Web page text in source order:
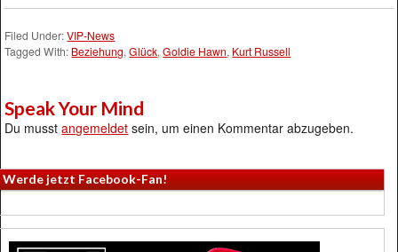
Filed Under:VIP-News
Tagged With: Beziehung,Glück,Goldie Hawn, Kurt Russell
Speak Your Mind
Du musstangemeldet sein, um einen Kommentar abzugeben.
Werde jetzt Facebook-Fan!